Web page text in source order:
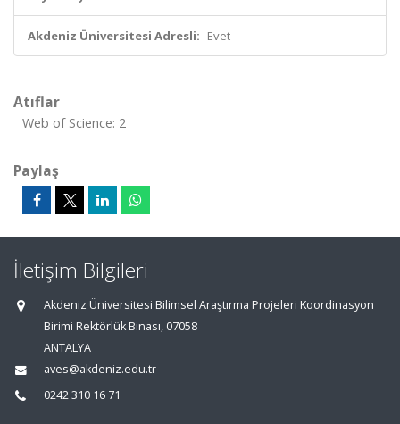
Akdeniz Üniversitesi Adresli: Evet
Atıflar
Web of Science: 2
Paylaş
İletişim Bilgileri
Akdeniz Üniversitesi Bilimsel Araştırma Projeleri Koordinasyon
Birimi Rektörlük Binası, 07058
ANTALYA
aves@akdeniz.edu.tr
0242 310 16 71